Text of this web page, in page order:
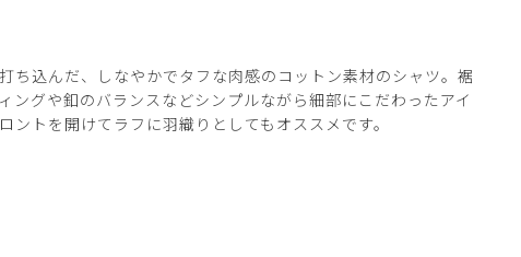
ち込んだ、しなやかでタフな肉感のコットン素材のシャツ。裾
ングや釦のバランスなどシンプルながら細部にこだわったアイ
ントを開けてラフに羽織りとしてもオススメです。